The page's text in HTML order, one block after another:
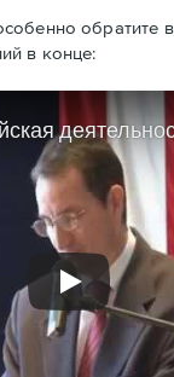
обратите
в конце: